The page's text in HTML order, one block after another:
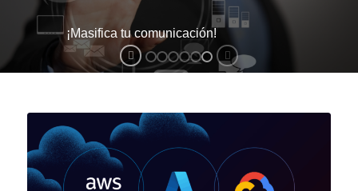
¡Masifica tu comunicación!